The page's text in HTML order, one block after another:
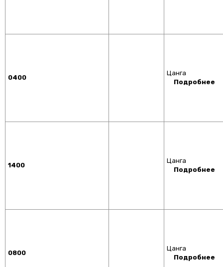
0400
Цанга
Подробнее
1400
Цанга
Подробнее
0800
Цанга
Подробнее